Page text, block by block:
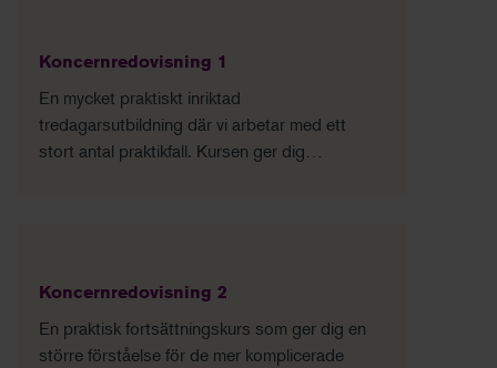
Koncernredovisning 1
En mycket praktiskt inriktad
tredagarsutbildning där vi arbetar med ett
stort antal praktikfall. Kursen ger dig
Koncernredovisning 2
En praktisk fortsättningskurs som ger dig en
större förståelse för de mer komplicerade